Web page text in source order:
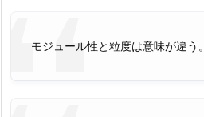
モジュール性と粒度は意味が違う。